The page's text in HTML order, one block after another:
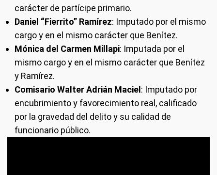
carácter de partícipe primario.
Daniel “Fierrito” Ramírez: Imputado por el mismo
cargo y en el mismo carácter que Benítez.
Mónica del Carmen Millapi: Imputada por el
mismo cargo y en el mismo carácter que Benítez
y Ramírez.
Comisario Walter Adrián Maciel: Imputado por
encubrimiento y favorecimiento real, calificado
por la gravedad del delito y su calidad de
funcionario público.